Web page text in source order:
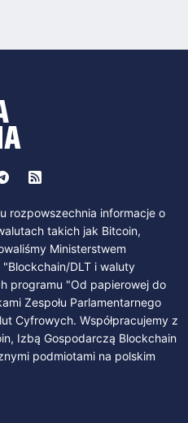
rozpowszechnia informacje o
takich jak Bitcoin,
Ministerstwem
DLT i waluty
programu "Od papierowej do
Zespołu Parlamentarnego
Cyfrowych. Współpracujemy z
Izbą Gospodarczą Blockchain
podmiotami na polskim